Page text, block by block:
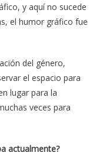
y aquí no sucede
el humor gráfico fue
del género,
el espacio para
lugar para la
veces para
actualmente?